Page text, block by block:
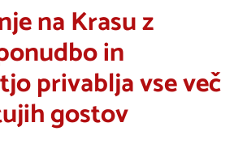
na Krasu z
in
privablja vse več
gostov